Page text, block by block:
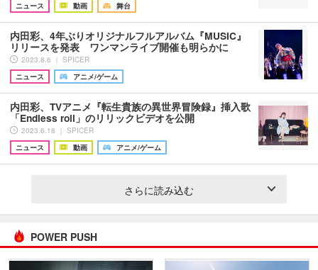
ニュース
動画 舞台
内田彩、4年ぶりオリジナルフルアルバム『MUSIC』
リリースを発表 ワンマンライブ開催も明らかに
2023.8.6 ｜ SPICER
ニュース
アニメ/ゲーム
内田彩、TVアニメ『転生貴族の異世界冒険録』挿入歌
「Endless roll」のリリックビデオを公開
2023.6.18 ｜ SPICER
ニュース
動画 アニメ/ゲーム
さらに読み込む
POWER PUSH